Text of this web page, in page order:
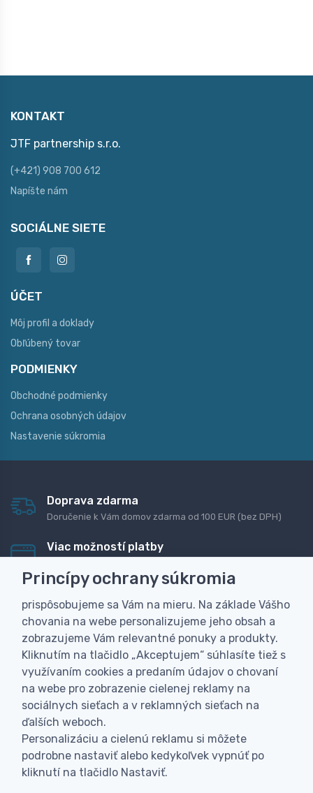
KONTAKT
JTF partnership s.r.o.
(+421) 908 700 612
Napíšte nám
SOCIÁLNE SIETE
ÚČET
Môj profil a doklady
Obľúbený tovar
PODMIENKY
Obchodné podmienky
Ochrana osobných údajov
Nastavenie súkromia
Doprava zdarma
Doručenie k Vám domov zdarma od 100 EUR (bez DPH)
Viac možností platby
dobierku
Personalizácia
Vyrobíme Vám vlastný originálny darček
Skúsenosť
Široký sortiment, z ktorého Vám pomôžeme vybrať
Princípy ochrany súkromia
prispôsobujeme sa Vám na mieru. Na základe Vášho
chovania na webe personalizujeme jeho obsah a
zobrazujeme Vám relevantné ponuky a produkty.
Kliknutím na tlačidlo „Akceptujem“ súhlasíte tiež s
využívaním cookies a predaním údajov o chovaní
na webe pro zobrazenie cielenej reklamy na
sociálnych sieťach a v reklamných sieťach na
ďalších weboch.
Personalizáciu a cielenú reklamu si môžete
podrobne nastaviť alebo kedykoľvek vypnúť po
kliknutí na tlačidlo Nastaviť.